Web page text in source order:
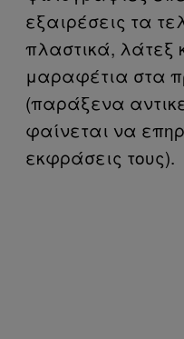
εξαιρέσεις τα
πλαστικά, λάτεξ
μαραφέτια στα
(παράξενα
φαίνεται να
εκφράσεις τους).